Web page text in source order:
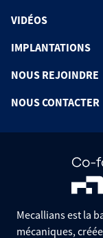
VIDÉOS
IMPLANTATIONS
NOUS REJOINDRE
NOUS CONTACTER
Mecallians est la
mécaniques,